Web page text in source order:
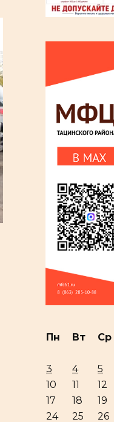
Пн Вт Ср
3
4 5
10
11 12
17
18 19
24
25 26